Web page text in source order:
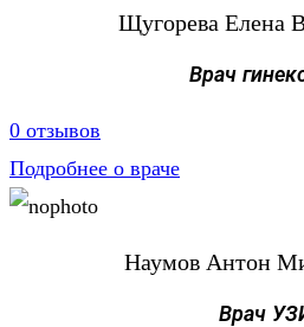
Щугорева Елена
Врач
0 отзывов
Подробнее о враче
Наумов Антон
Врач